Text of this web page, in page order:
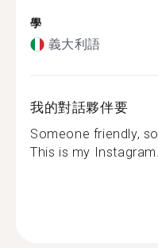
學
義大利語
我的對話夥伴要
Someone friendly,
This is my